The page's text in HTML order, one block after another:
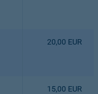
20,00 EUR
15,00 EUR